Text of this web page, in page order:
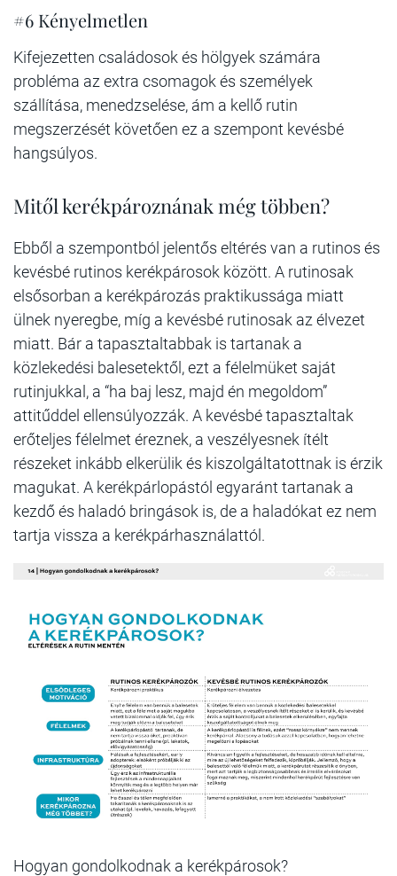
#6 Kényelmetlen
Kifejezetten családosok és hölgyek számára
probléma az extra csomagok és személyek
szállítása, menedzselése, ám a kellő rutin
megszerzését követően ez a szempont kevésbé
hangsúlyos.
Mitől kerékpároznának még többen?
Ebből a szempontból jelentős eltérés van a rutinos és
kevésbé rutinos kerékpárosok között. A rutinosak
elsősorban a kerékpározás praktikussága miatt
ülnek nyeregbe, míg a kevésbé rutinosak az élvezet
miatt. Bár a tapasztaltabbak is tartanak a
közlekedési balesetektől, ezt a félelmüket saját
rutinjukkal, a “ha baj lesz, majd én megoldom”
attitűddel ellensúlyozzák. A kevésbé tapasztaltak
erőteljes félelmet éreznek, a veszélyesnek ítélt
részeket inkább elkerülik és kiszolgáltatottnak is érzik
magukat. A kerékpárlopástól egyaránt tartanak a
kezdő és haladó bringások is, de a haladókat ez nem
tartja vissza a kerékpárhasználattól.
Hogyan gondolkodnak a kerékpárosok?